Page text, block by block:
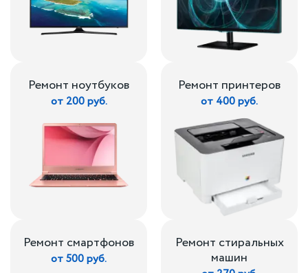
Ремонт ноутбуков
от 200 руб.
Ремонт принтеров
от 400 руб.
Ремонт смартфонов
от 500 руб.
Ремонт стиральных
машин